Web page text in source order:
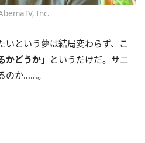
AbemaTV, Inc.
いという夢は結局変わらず、こ
かどうか」 というだけだ。サニ
のか……。